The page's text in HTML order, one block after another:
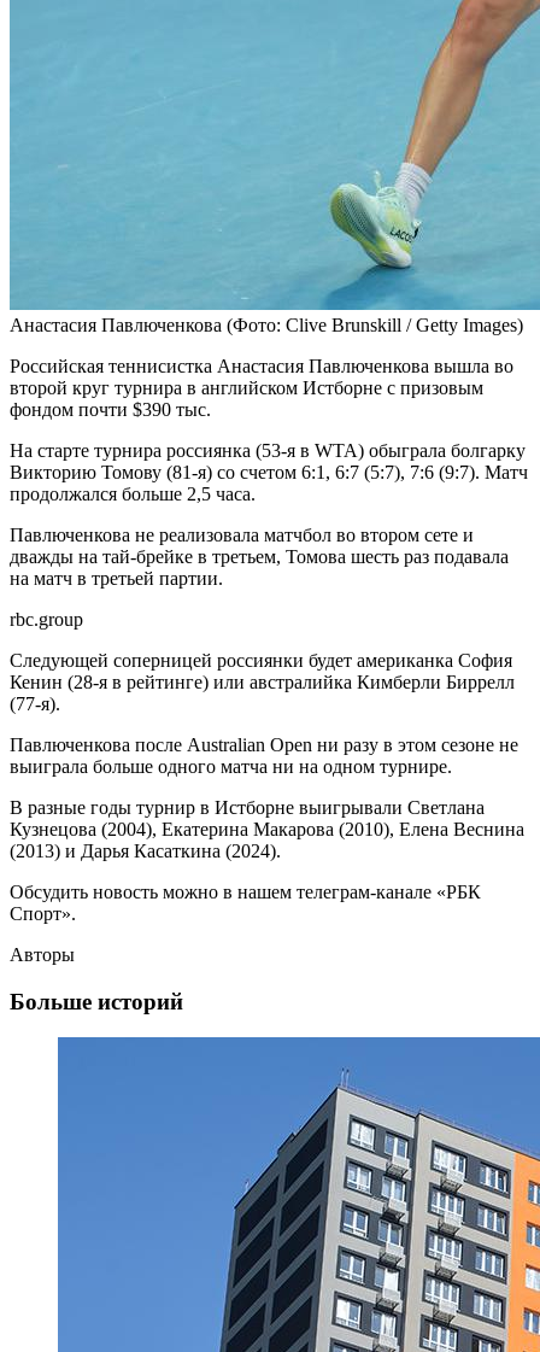
Анастасия Павлюченкова (Фото: Clive Brunskill / Getty Images)
Российская теннисистка Анастасия Павлюченкова вышла во
второй круг турнира в английском Истборне с призовым
фондом почти $390 тыс.
На старте турнира россиянка (53-я в WTA) обыграла болгарку
Викторию Томову (81-я) со счетом 6:1, 6:7 (5:7), 7:6 (9:7). Матч
продолжался больше 2,5 часа.
Павлюченкова не реализовала матчбол во втором сете и
дважды на тай-брейке в третьем, Томова шесть раз подавала
на матч в третьей партии.
rbc.group
Следующей соперницей россиянки будет американка София
Кенин (28-я в рейтинге) или австралийка Кимберли Биррелл
(77-я).
Павлюченкова после Australian Open ни разу в этом сезоне не
выиграла больше одного матча ни на одном турнире.
В разные годы турнир в Истборне выигрывали Светлана
Кузнецова (2004), Екатерина Макарова (2010), Елена Веснина
(2013) и Дарья Касаткина (2024).
Обсудить новость можно в нашем телеграм-канале «РБК
Спорт».
Авторы
Больше историй